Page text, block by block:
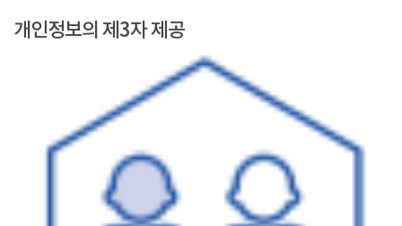
개인정보의 제3자 제공